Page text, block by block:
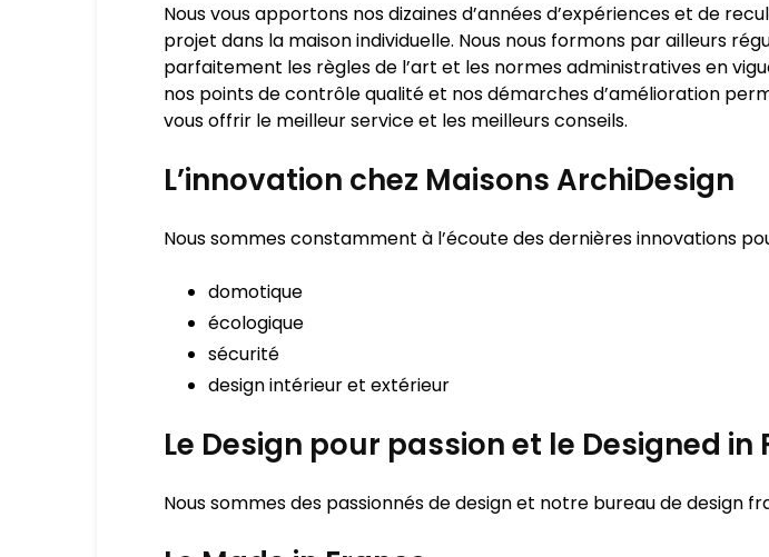
Nous vous apportons nos dizaines d’années d’expériences et de
projet dans la maison individuelle. Nous nous formons par ailleurs
parfaitement les règles de l’art et les normes administratives en
nos points de contrôle qualité et nos démarches d’amélioration
vous offrir le meilleur service et les meilleurs conseils.
L’innovation chez Maisons ArchiDesign
Nous sommes constamment à l’écoute des dernières innovations
domotique
écologique
sécurité
design intérieur et extérieur
Le Design pour passion et le Designed in
Nous sommes des passionnés de design et notre bureau de design